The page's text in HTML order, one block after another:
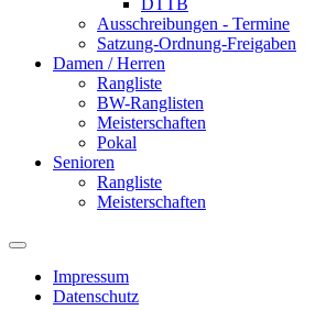
DTTB
Ausschreibungen - Termine
Satzung-Ordnung-Freigaben
Damen / Herren
Rangliste
BW-Ranglisten
Meisterschaften
Pokal
Senioren
Rangliste
Meisterschaften
Impressum
Datenschutz